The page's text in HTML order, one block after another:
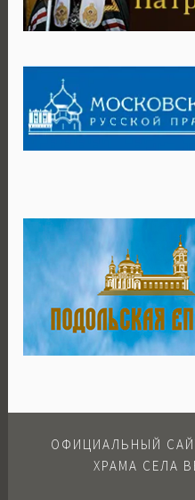
ОФИЦИАЛЬНЫЙ
ХРАМА СЕЛА